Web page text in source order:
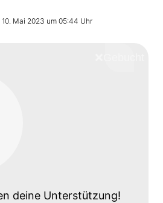
Mai 2023 um 05:44 Uhr
deine Unterstützung!